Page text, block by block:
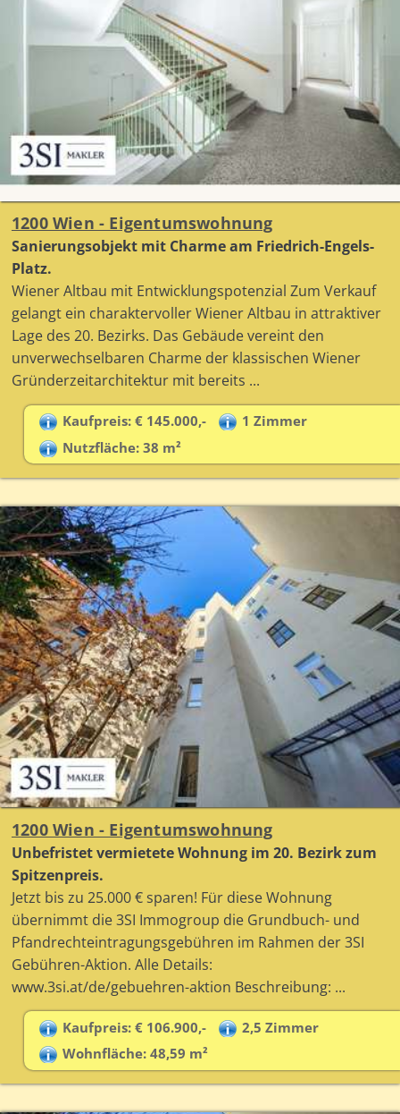
1200 Wien - Eigentumswohnung
Sanierungsobjekt mit Charme am Friedrich-Engels-
Platz.
Wiener Altbau mit Entwicklungspotenzial Zum Verkauf
gelangt ein charaktervoller Wiener Altbau in attraktiver
Lage des 20. Bezirks. Das Gebäude vereint den
unverwechselbaren Charme der klassischen Wiener
Gründerzeitarchitektur mit bereits ...
Kaufpreis: € 145.000,-
1 Zimmer
Nutzfläche: 38 m²
1200 Wien - Eigentumswohnung
Unbefristet vermietete Wohnung im 20. Bezirk zum
Spitzenpreis.
Jetzt bis zu 25.000 € sparen! Für diese Wohnung
übernimmt die 3SI Immogroup die Grundbuch- und
Pfandrechteintragungsgebühren im Rahmen der 3SI
Gebühren-Aktion. Alle Details:
www.3si.at/de/gebuehren-aktion Beschreibung: ...
Kaufpreis: € 106.900,-
2,5 Zimmer
Wohnfläche: 48,59 m²